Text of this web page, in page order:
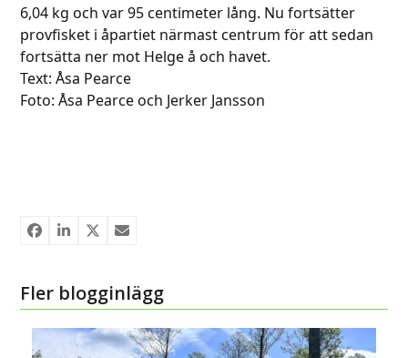
6,04 kg och var 95 centimeter lång. Nu fortsätter
provfisket i åpartiet närmast centrum för att sedan
fortsätta ner mot Helge å och havet.
Text: Åsa Pearce
Foto: Åsa Pearce och Jerker Jansson
Fler blogginlägg